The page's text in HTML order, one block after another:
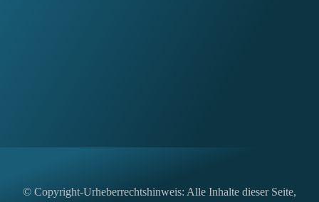
© Copyright-Urheberrechtshinweis: Alle Inhalte dieser Seite,